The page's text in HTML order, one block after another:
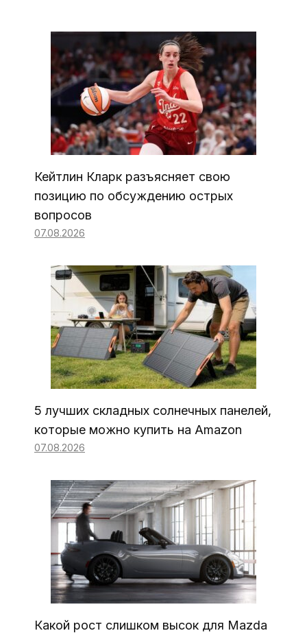
Кейтлин Кларк разъясняет свою
позицию по обсуждению острых
вопросов
07.08.2026
5 лучших складных солнечных панелей,
которые можно купить на Amazon
07.08.2026
Какой рост слишком высок для Mazda